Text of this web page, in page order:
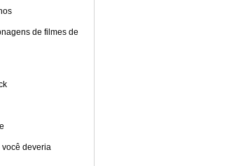
de filmes de
você deveria